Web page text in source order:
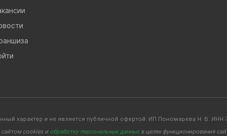
характер и не является публичной офертой. ИП Пономарева Н. В.
сайтом cookies и обработку персональных данныхв целях функционирования